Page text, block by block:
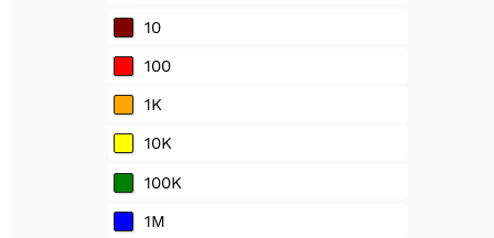
10
100
1K
10K
100K
1M